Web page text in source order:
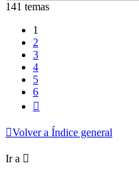
141 temas
1
2
3
4
5
6
Volver a Índice general
Ir a